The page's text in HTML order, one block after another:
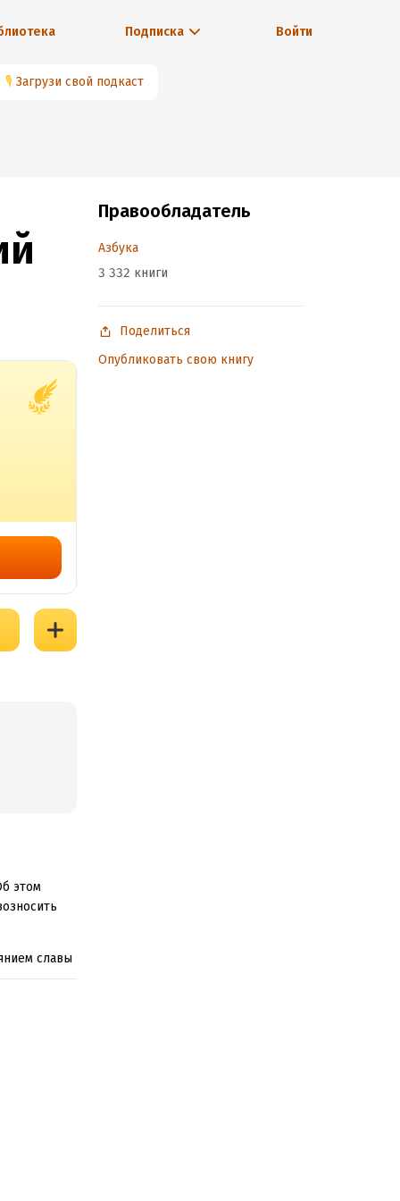
Подписка Войти
🎙 Загрузи свой подкаст
этом
славы
Правообладатель
Азбука
3 332 книги
Поделиться
Опубликовать свою книгу